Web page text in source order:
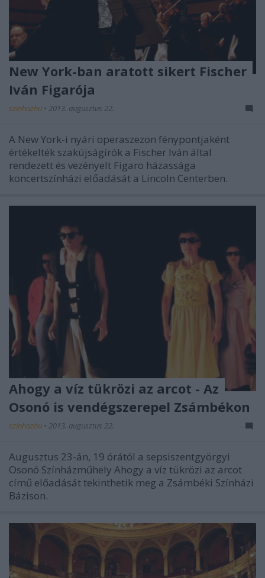
New York-ban aratott sikert Fischer
Iván Figarója
szinhazhu • 2013. augusztus 22.
A New York-i nyári operaszezon fénypontjaként
értékelték szakújságírók a Fischer Iván által
rendezett és vezényelt Figaro házassága
koncertszínházi előadását a Lincoln Centerben.
Ahogy a víz tükrözi az arcot - Az
Osonó is vendégszerepel Zsámbékon
szinhazhu • 2013. augusztus 22.
Augusztus 23-án, 19 órától a sepsiszentgyörgyi
Osonó Színházműhely Ahogy a víz tükrözi az arcot
című előadását tekinthetik meg a Zsámbéki Színházi
Bázison.